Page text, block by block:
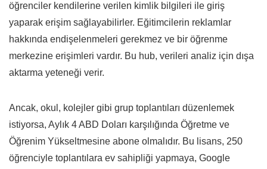
öğrenciler kendilerine verilen kimlik bilgileri ile giriş
yaparak erişim sağlayabilirler. Eğitimcilerin reklamlar
hakkında endişelenmeleri gerekmez ve bir öğrenme
merkezine erişimleri vardır. Bu hub, verileri analiz için dışa
aktarma yeteneği verir.
Ancak, okul, kolejler gibi grup toplantıları düzenlemek
istiyorsa, Aylık 4 ABD Doları karşılığında Öğretme ve
Öğrenim Yükseltmesine abone olmalıdır. Bu lisans, 250
öğrenciyle toplantılara ev sahipliği yapmaya, Google